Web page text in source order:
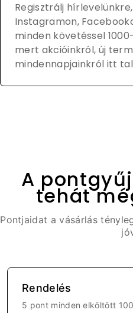
Regisztrálj
Instagramon,
minden követéssel
mert akcióinkról, új
mindennapjainkról itt
A
tehát
Pontjaidat a vásárlás
Rendelés
5 pont minden elköltött